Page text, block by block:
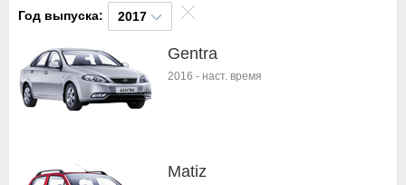
Год выпуска: 2017
Gentra
2016 - наст. время
Matiz